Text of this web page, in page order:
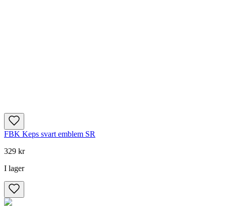
FBK Keps svart emblem SR
329 kr
I lager